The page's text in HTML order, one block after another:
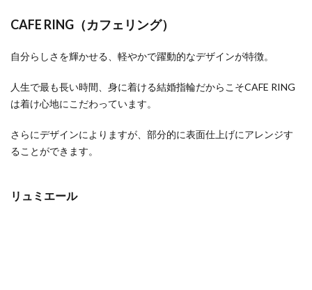
CAFE RING（カフェリング）
自分らしさを輝かせる、軽やかで躍動的なデザインが特徴。
人生で最も長い時間、身に着ける結婚指輪だからこそCAFE RING
は着け心地にこだわっています。
さらにデザインによりますが、部分的に表面仕上げにアレンジす
ることができます。
リュミエール